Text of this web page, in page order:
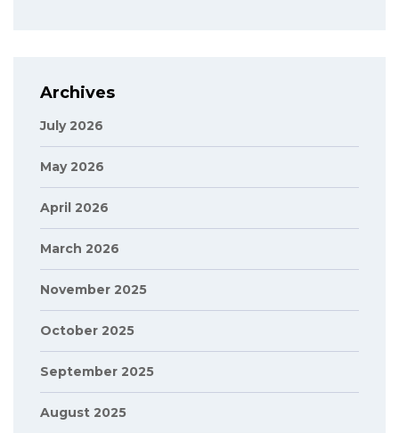
Archives
July 2026
May 2026
April 2026
March 2026
November 2025
October 2025
September 2025
August 2025